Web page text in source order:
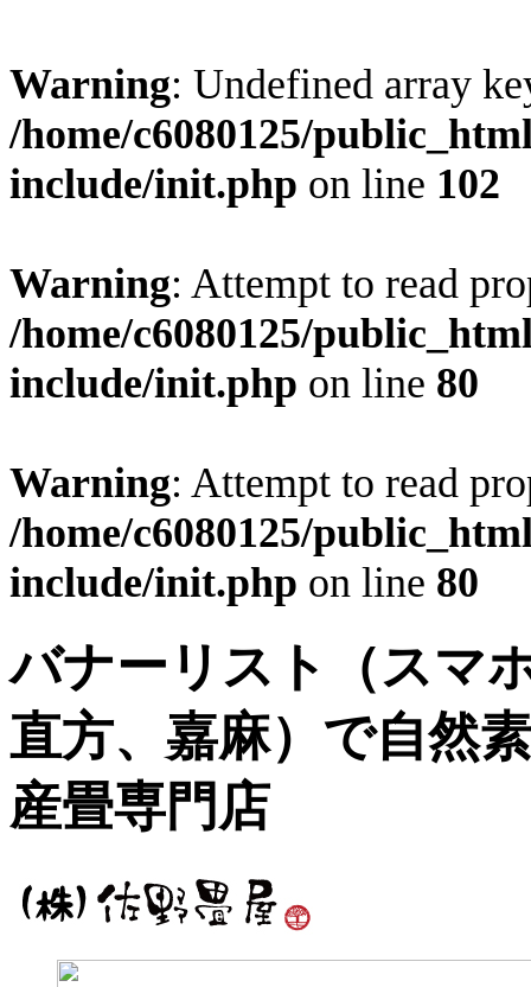
Warning: Undefined array
/home/c6080125/
include/init.php on line 102
Warning: Attempt to read
/home/c6080125/
include/init.php on line 80
Warning: Attempt to read
/home/c6080125/
include/init.php on line 80
バナーリスト（スマ
直方、嘉麻）で自然
産畳専門店